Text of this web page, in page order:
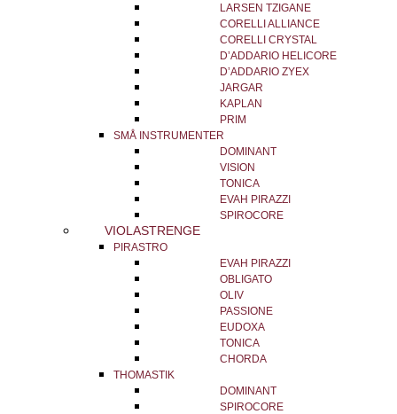
LARSEN TZIGANE
CORELLI ALLIANCE
CORELLI CRYSTAL
D’ADDARIO HELICORE
D’ADDARIO ZYEX
JARGAR
KAPLAN
PRIM
SMÅ INSTRUMENTER
DOMINANT
VISION
TONICA
EVAH PIRAZZI
SPIROCORE
VIOLASTRENGE
PIRASTRO
EVAH PIRAZZI
OBLIGATO
OLIV
PASSIONE
EUDOXA
TONICA
CHORDA
THOMASTIK
DOMINANT
SPIROCORE